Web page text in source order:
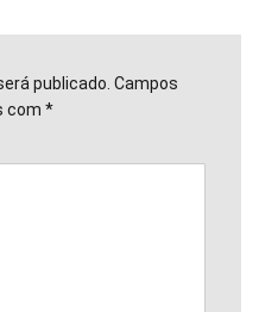
publicado. Campos
com *